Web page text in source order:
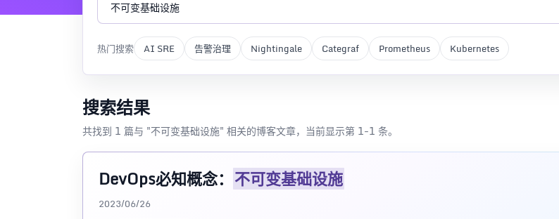
热门搜索 AI SRE 告警治理 Nightingale Categraf Prometheus Kubernetes
搜索结果
共找到 1 篇与 "不可变基础设施" 相关的博客文章，当前显示第 1-1 条。
DevOps必知概念： 不可变基础设施
2023/06/26